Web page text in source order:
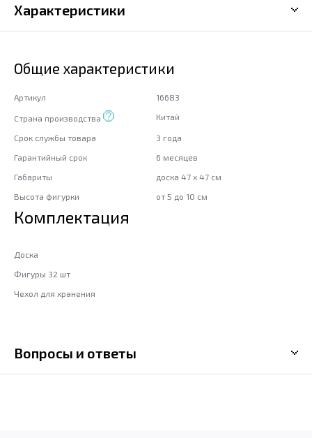
Характеристики
Общие характеристики
Артикул 16683
Страна производства Китай
Срок службы товара
3 года
Гарантийный срок
6 месяцев
Габариты
доска 47 x 47 см
Высота фигурки
от 5 до 10 см
Комплектация
Доска
Фигуры 32 шт
Чехол для хранения
Вопросы и ответы